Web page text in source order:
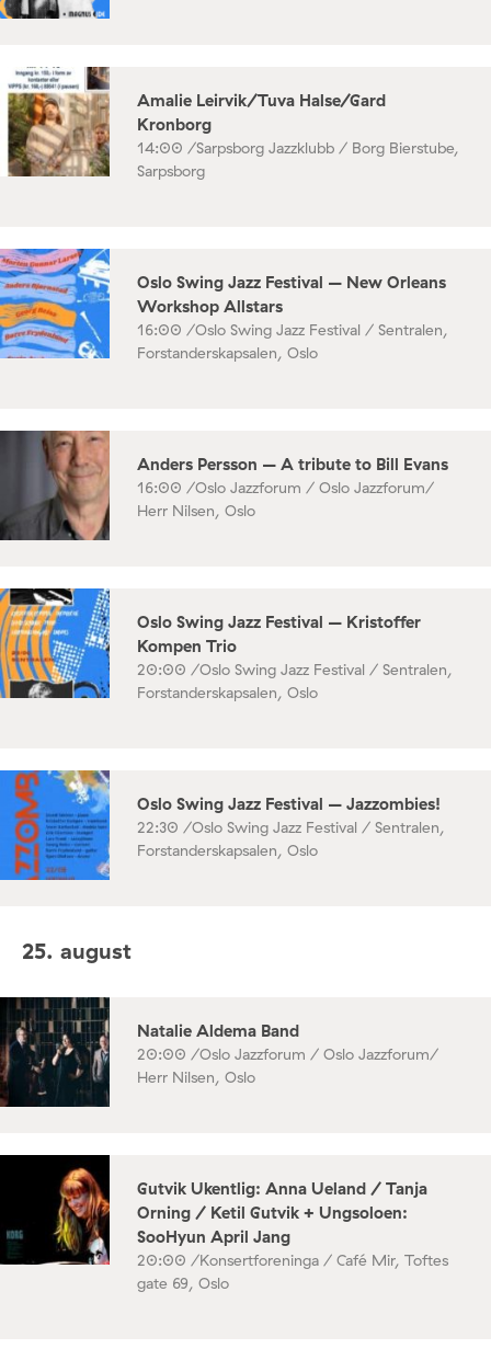
Amalie Leirvik/Tuva Halse/Gard
Kronborg
14:00 /Sarpsborg Jazzklubb / Borg Bierstube,
Sarpsborg
Oslo Swing Jazz Festival – New Orleans
Workshop Allstars
16:00 /Oslo Swing Jazz Festival / Sentralen,
Forstanderskapsalen, Oslo
Anders Persson – A tribute to Bill Evans
16:00 /Oslo Jazzforum / Oslo Jazzforum/
Herr Nilsen, Oslo
Oslo Swing Jazz Festival – Kristoffer
Kompen Trio
20:00 /Oslo Swing Jazz Festival / Sentralen,
Forstanderskapsalen, Oslo
Oslo Swing Jazz Festival – Jazzombies!
22:30 /Oslo Swing Jazz Festival / Sentralen,
Forstanderskapsalen, Oslo
25. august
Natalie Aldema Band
20:00 /Oslo Jazzforum / Oslo Jazzforum/
Herr Nilsen, Oslo
Gutvik Ukentlig: Anna Ueland / Tanja
Orning / Ketil Gutvik + Ungsoloen:
SooHyun April Jang
20:00 /Konsertforeninga / Café Mir, Toftes
gate 69, Oslo